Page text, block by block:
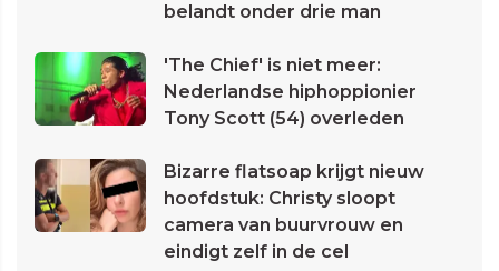
belandt onder drie man
'The Chief' is niet meer:
Nederlandse hiphoppionier
Tony Scott (54) overleden
Bizarre flatsoap krijgt nieuw
hoofdstuk: Christy sloopt
camera van buurvrouw en
eindigt zelf in de cel